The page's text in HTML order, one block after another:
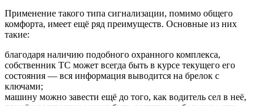
Применение такого типа сигнализации, помимо общего
комфорта, имеет ещё ряд преимуществ. Основные из них
такие:
благодаря наличию подобного охранного комплекса,
собственник ТС может всегда быть в курсе текущего его
состояния — вся информация выводится на брелок с
ключами;
машину можно завести ещё до того, как водитель сел в неё,